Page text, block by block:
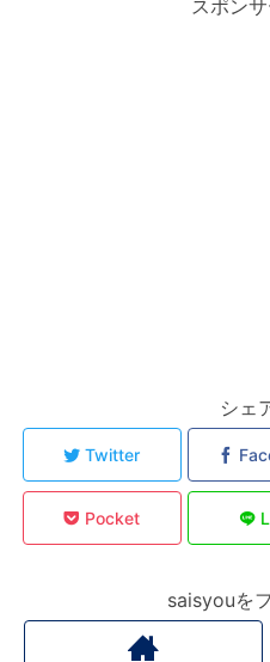
スポン
シェ
Twitter
Pocket
saisyouを